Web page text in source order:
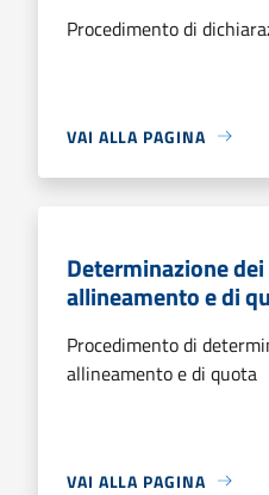
Procedimento di
VAI ALLA PAGINA
Determinazione
allineamento e di
Procedimento di
allineamento e di quota
VAI ALLA PAGINA